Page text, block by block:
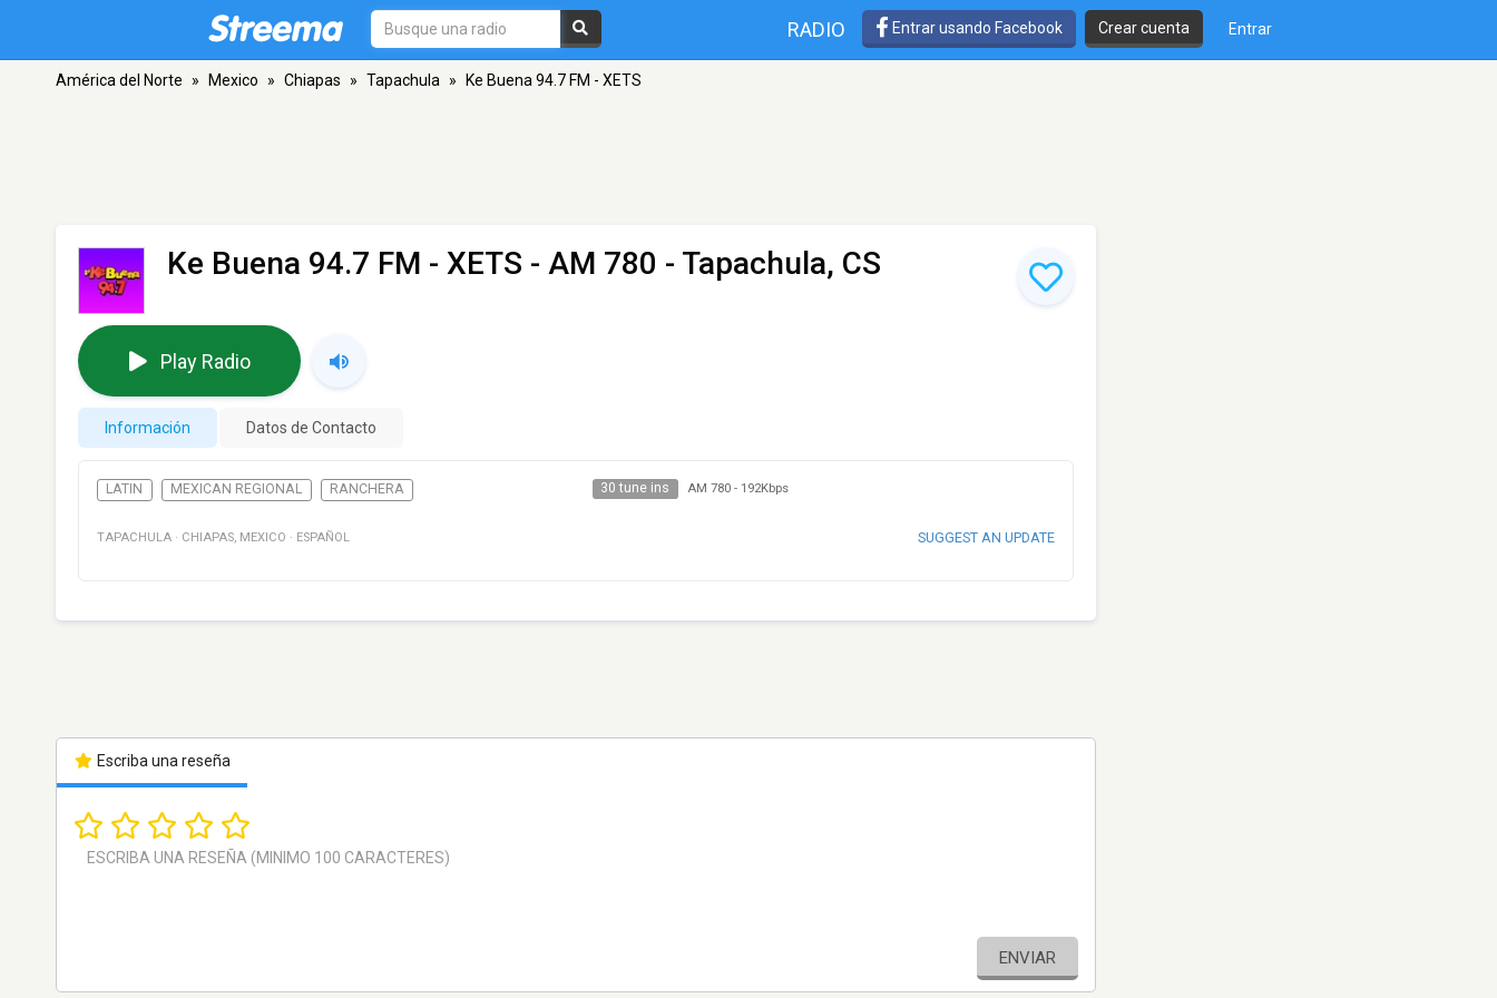
RADIO Entrar usando Facebook Crear cuenta Entrar
América del Norte » Mexico » Chiapas » Tapachula » Ke Buena 94.7 FM - XETS
Ke Buena 94.7 FM - XETS - AM 780 - Tapachula, CS
Play Radio
Información Datos de Contacto
LATIN MEXICAN REGIONAL RANCHERA 30 tune ins AM 780- 192Kbps
TAPACHULA · CHIAPAS, MEXICO · ESPAÑOL SUGGEST AN UPDATE
Escriba una reseña
ENVIAR